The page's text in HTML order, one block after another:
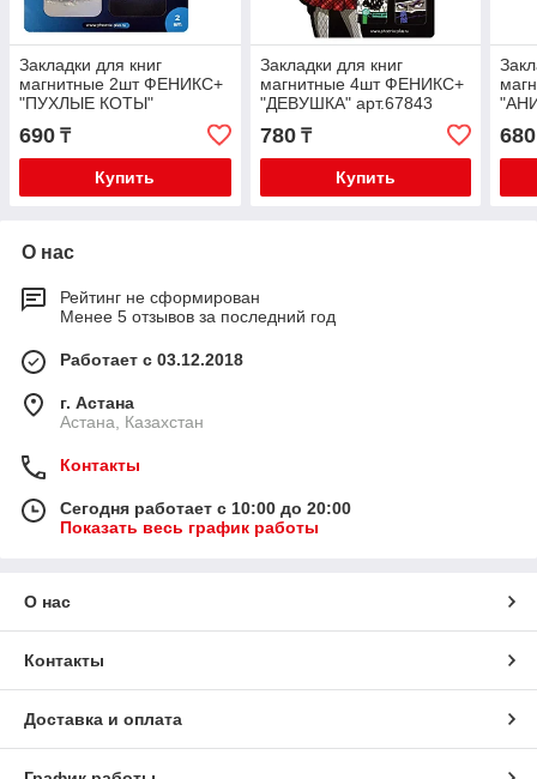
Закладки для книг
магнитные 2шт ФЕНИКС+
"ПУХЛЫЕ КОТЫ"
арт.67605
690 ₸
Купить
Закладки для книг
магнитные 4шт ФЕНИКС+
"ДЕВУШКА" арт.67843
780₸
Купить
680
О нас
Рейтинг не сформирован
Менее 5 отзывов за последний год
Работает с 03.12.2018
г. Астана
Астана, Казахстан
Контакты
Сегодня работает с 10:00 до 20:00
Показать весь график работы
О нас
Контакты
Доставка и оплата